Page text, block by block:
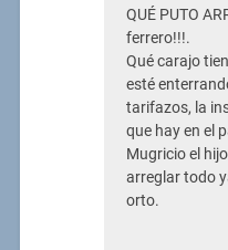
QUÉ PUTO
ferrero!!!.
Qué carajo
esté
tarifazos, la
que hay en el
Mugricio el
arreglar todo
orto.